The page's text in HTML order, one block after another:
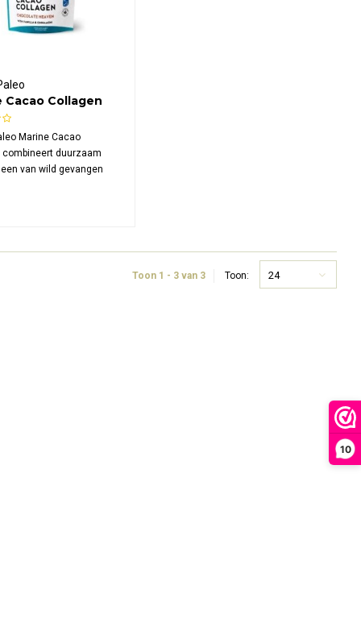
10
Cacao Collagen
Marine Cacao
combineert duurzaam
van wild gevangen
voor warme of koude
Toon 1 - 3 van 3 Toon: 24